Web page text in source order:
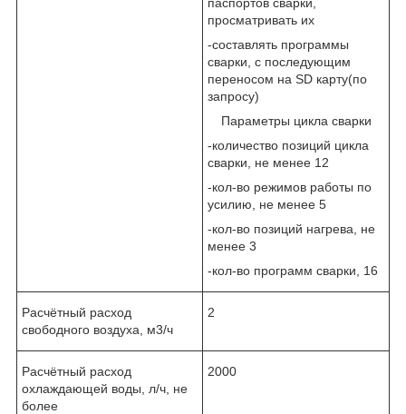
просматривать их
-составлять программы
сварки, с последующим
переносом на SD карту(по
запросу)
Параметры цикла сварки
-количество позиций цикла
сварки, не менее 12
-кол-во режимов работы по
усилию, не менее 5
-кол-во позиций нагрева, не
менее 3
-кол-во программ сварки, 16
Расчётный расход
свободного воздуха, м3/ч
2
Расчётный расход
охлаждающей воды, л/ч, не
более
2000